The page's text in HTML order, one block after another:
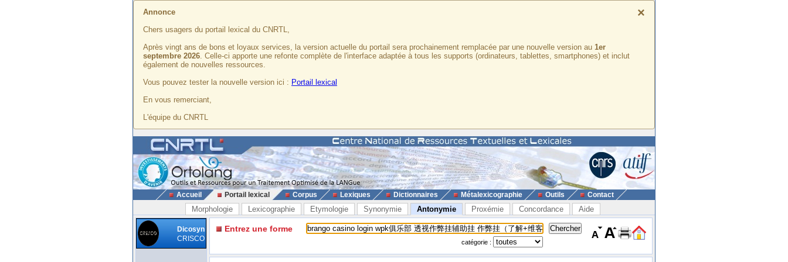
×
Annonce
Chers usagers du portail lexical du CNRTL,
Après vingt ans de bons et loyaux services, la version actuelle du portail sera prochainement remplacée par une nouvelle version au 1er
septembre 2026. Celle-ci apporte une refonte complète de l'interface adaptée à tous les supports (ordinateurs, tablettes, smartphones) et inclut
également de nouvelles ressources.
Vous pouvez tester la nouvelle version ici : Portail lexical
En vous remerciant,
L'équipe du CNRTL
Accueil Portail lexical Corpus Lexiques Dictionnaires Métalexicographie Outils Contact
Morphologie Lexicographie Etymologie Synonymie Antonymie Proxémie Concordance Aide
Dicosyn
CRISCO
Entrez une forme
catégorie :